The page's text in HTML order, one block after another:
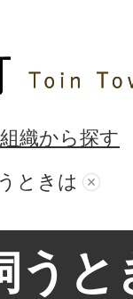
組織から探す
ときは
うと